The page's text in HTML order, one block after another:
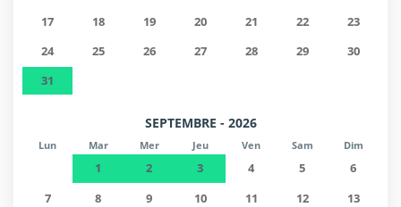
17
18 19 20 21 22
23
24
25 26 27 28 29
30
31
SEPTEMBRE - 2026
Lun Mar Mer Jeu Ven Sam Dim
1 2 3 4 5
6
7
8 9 10 11 12
13